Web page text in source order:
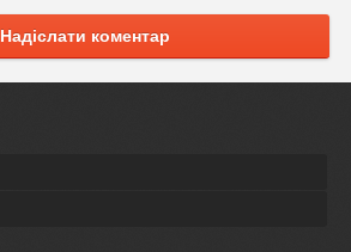
Надіслати коментар